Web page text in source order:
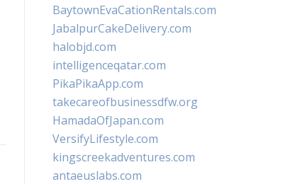
BaytownEvaCationRentals.com
JabalpurCakeDelivery.com
halobjd.com
intelligenceqatar.com
PikaPikaApp.com
takecareofbusinessdfw.org
HamadaOfJapan.com
VersifyLifestyle.com
kingscreekadventures.com
antaeuslabs.com